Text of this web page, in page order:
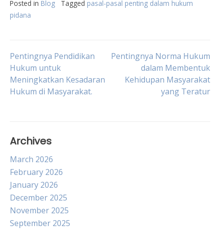
Posted in Blog Tagged pasal-pasal penting dalam hukum
pidana
Post
navigation
Pentingnya Pendidikan
Hukum untuk
Meningkatkan Kesadaran
Hukum di Masyarakat.
Pentingnya Norma Hukum
dalam Membentuk
Kehidupan Masyarakat
yang Teratur
Archives
March 2026
February 2026
January 2026
December 2025
November 2025
September 2025